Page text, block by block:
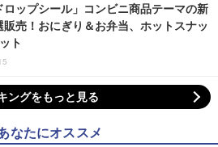
ロップシール」コンビニ商品テーマの新
売！おにぎり＆お弁当、ホットスナッ
ト
ングをもっと見る
なたにオススメ